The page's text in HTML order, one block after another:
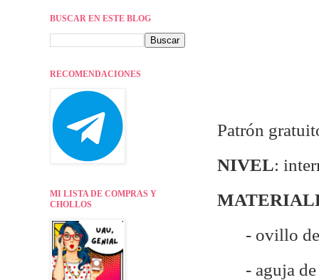
Patrón
NIVEL:
- ovillo
- aguja
BUSCAR EN ESTE BLOG
RECOMENDACIONES
MI LISTA DE COMPRAS Y
CHOLLOS